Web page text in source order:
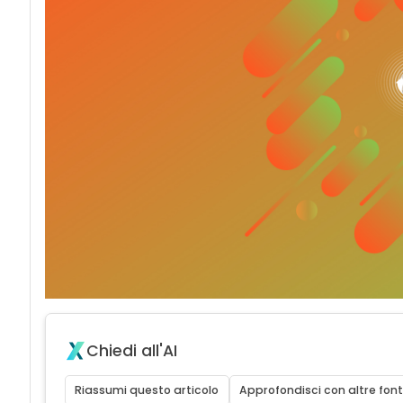
Chiedi all'AI
Riassumi questo articolo Approfondisci con altre